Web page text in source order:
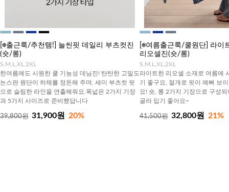
[❄️출근룩/추천템!] 늘씬핏 데일리 부츠컷진
(숏/롱)
S,M,L,XL,2XL
한여름에도 시원한 쿨 기능성 데님진! 탄탄한 고밀도
논스판 원단이 하체를 정돈해 주며, 세미 부츠컷 핏
으로 슬림한 라인을 연출해줘요.폭넓은 2가지 기장
과 5가지 사이즈로 준비했답니다
39,800원 31,900원 20%
[❄️여름출근룩/쿨원단] 라이
리오셀진(숏/롱)
S,M,L,XL,2XL
라이트한 리오셀 소재로 여름에
기 좋구요, 절개로 핏이 예뻐 보
요! 숏, 롱 2가지 기장으로 구성
골라 입기 좋아요~
41,500원 32,800원 21%